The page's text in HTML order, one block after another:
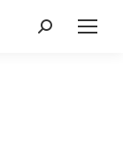
Search: